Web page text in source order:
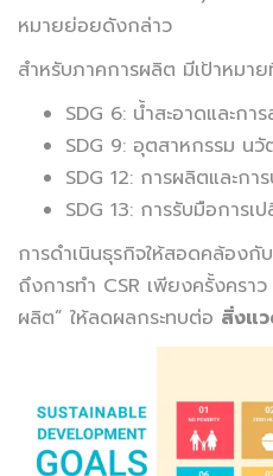
หมายย่อยดังกล่าว
สำหรับภาคการผลิต มีเป้าหมา
SDG 6: น้ำสะอาดและกา
SDG 9: อุตสาหกรรม นวั
SDG 12: การผลิตและกา
SDG 13: การรับมือการ
การดำเนินธุรกิจให้สอดคล้องกั
ถึงการทำ CSR เพียงครั้งครา
ผลิต” ให้ลดผลกระทบต่อ สิ่งแ